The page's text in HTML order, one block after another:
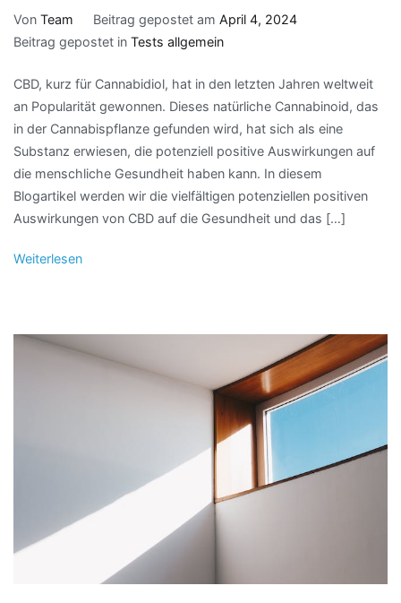
Von Team Beitrag gepostet am April 4, 2024
Beitrag gepostet in Tests allgemein
CBD, kurz für Cannabidiol, hat in den letzten Jahren weltweit
an Popularität gewonnen. Dieses natürliche Cannabinoid, das
in der Cannabispflanze gefunden wird, hat sich als eine
Substanz erwiesen, die potenziell positive Auswirkungen auf
die menschliche Gesundheit haben kann. In diesem
Blogartikel werden wir die vielfältigen potenziellen positiven
Auswirkungen von CBD auf die Gesundheit und das […]
Weiterlesen